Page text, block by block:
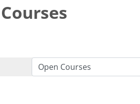
Categorias de Cursos